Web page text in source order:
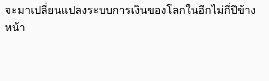
จะมาเปลี่ยนแปลงระบบการเงินของโลกในอีกไม่กี่ปีข้าง
หน้า